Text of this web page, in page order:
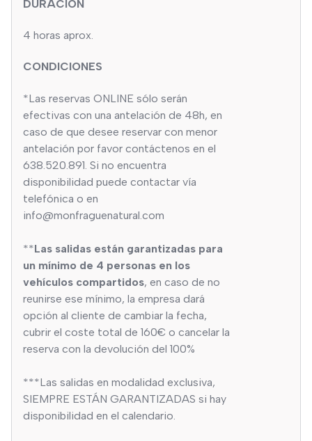
DURACIÓN
4 horas aprox.
CONDICIONES
*Las reservas ONLINE sólo serán
efectivas con una antelación de 48h, en
caso de que desee reservar con menor
antelación por favor contáctenos en el
638.520.891. Si no encuentra
disponibilidad puede contactar vía
telefónica o en
info@monfraguenatural.com
**Las salidas están garantizadas para
un mínimo de 4 personas en los
vehículos compartidos, en caso de no
reunirse ese mínimo, la empresa dará
opción al cliente de cambiar la fecha,
cubrir el coste total de 160€ o cancelar la
reserva con la devolución del 100%
***Las salidas en modalidad exclusiva,
SIEMPRE ESTÁN GARANTIZADAS si hay
disponibilidad en el calendario.